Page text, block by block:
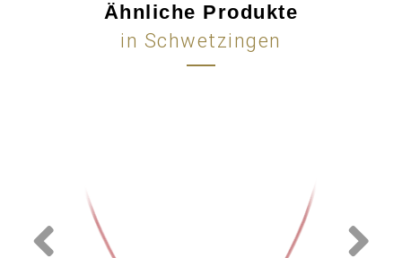
Ähnliche Produkte
in Schwetzingen